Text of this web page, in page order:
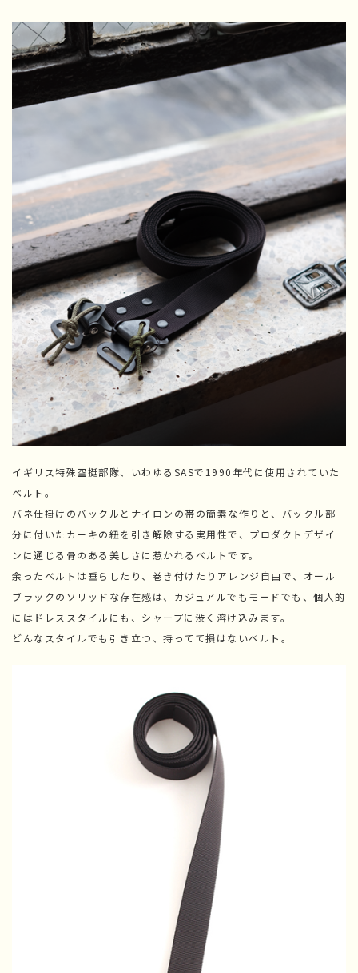
イギリス特殊空挺部隊、いわゆるSASで1990年代に使用されていた
ベルト。
バネ仕掛けのバックルとナイロンの帯の簡素な作りと、バックル部
分に付いたカーキの紐を引き解除する実用性で、プロダクトデザイ
ンに通じる骨のある美しさに惹かれるベルトです。
余ったベルトは垂らしたり、巻き付けたりアレンジ自由で、オール
ブラックのソリッドな存在感は、カジュアルでもモードでも、個人的
にはドレススタイルにも、シャープに渋く溶け込みます。
どんなスタイルでも引き立つ、持ってて損はないベルト。